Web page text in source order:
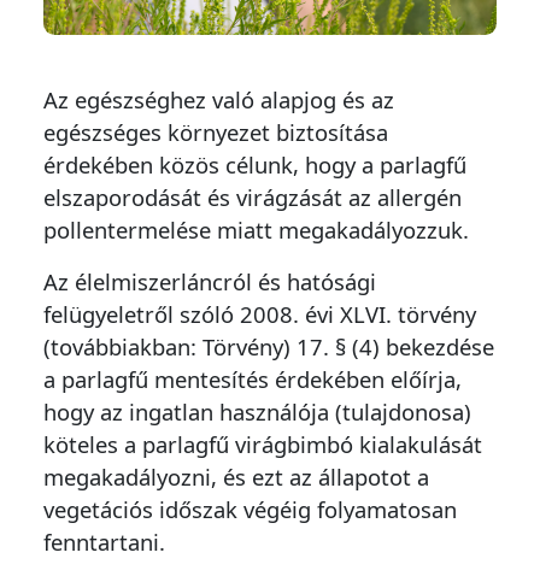
Az egészséghez való alapjog és az
egészséges környezet biztosítása
érdekében közös célunk, hogy a parlagfű
elszaporodását és virágzását az allergén
pollentermelése miatt megakadályozzuk.
Az élelmiszerláncról és hatósági
felügyeletről szóló 2008. évi XLVI. törvény
(továbbiakban: Törvény) 17. § (4) bekezdése
a parlagfű mentesítés érdekében előírja,
hogy az ingatlan használója (tulajdonosa)
köteles a parlagfű virágbimbó kialakulását
megakadályozni, és ezt az állapotot a
vegetációs időszak végéig folyamatosan
fenntartani.